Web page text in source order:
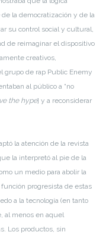
la democratización y de la
su control social y cultural,
de reimaginar el dispositivo
creativos,
grupo de rap Public Enemy
al público a “no
the hype] y a reconsiderar
la atención de la revista
la interpretó al pie de la
un medio para abolir la
progresista de estas
a la tecnología (en tanto
al menos en aquel
Los productos, sin